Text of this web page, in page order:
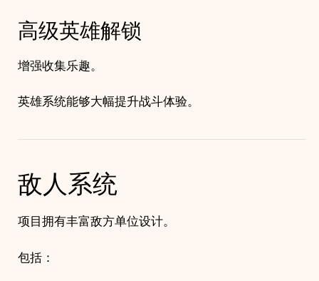
高级英雄解锁
增强收集乐趣。
英雄系统能够大幅提升战斗体验。
敌人系统
项目拥有丰富敌方单位设计。
包括：